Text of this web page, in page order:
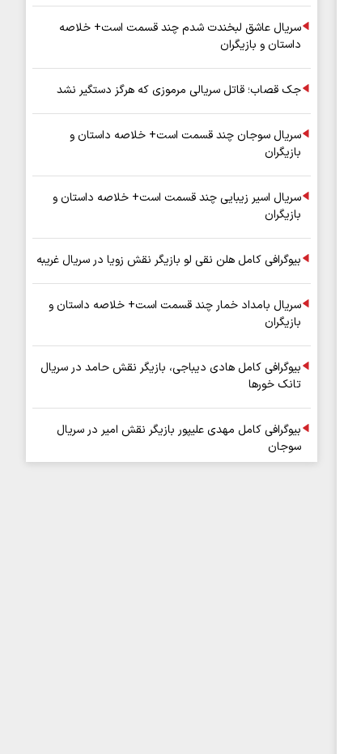
سریال عاشق لبخندت شدم چند قسمت است+ خلاصه
داستان و بازیگران
جک قصاب؛ قاتل سریالی مرموزی که هرگز دستگیر نشد
سریال سوجان چند قسمت است+ خلاصه داستان و
بازیگران
سریال اسیر زیبایی چند قسمت است+ خلاصه داستان و
بازیگران
بیوگرافی کامل هلن نقی لو بازیگر نقش زویا در سریال غریبه
سریال بامداد خمار چند قسمت است+ خلاصه داستان و
بازیگران
بیوگرافی کامل هادی دیباجی، بازیگر نقش حامد در سریال
تانک خورها
بیوگرافی کامل مهدی علیپور بازیگر نقش امیر در سریال
سوجان